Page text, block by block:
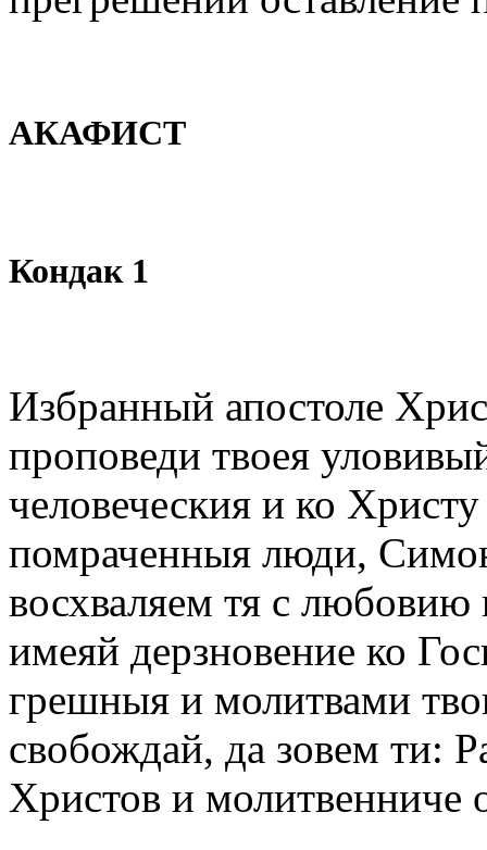
АКАФИСТ
Кондак 1
Избранный апостоле
проповеди твоея
человеческия и ко
помраченныя люди,
восхваляем тя с
имеяй дерзновение ко
грешныя и молитвами
свобождай, да зовем ти:
Христов и